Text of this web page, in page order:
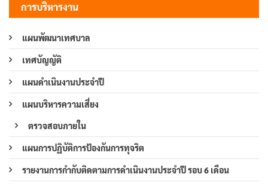
การบริหารงาน
แผนพัฒนาเทศบาล
เทศบัญญัติ
แผนดำเนินงานประจำปี
แผนบริหารความเสี่ยง
ตรวจสอบภายใน
แผนการปฏิบัติการป้องกันการทุจริต
รายงานการกำกับติดตามการดำเนินงานประจำปี รอบ 6 เดือน